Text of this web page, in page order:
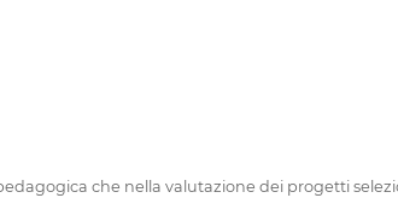
che nella valutazione dei progetti